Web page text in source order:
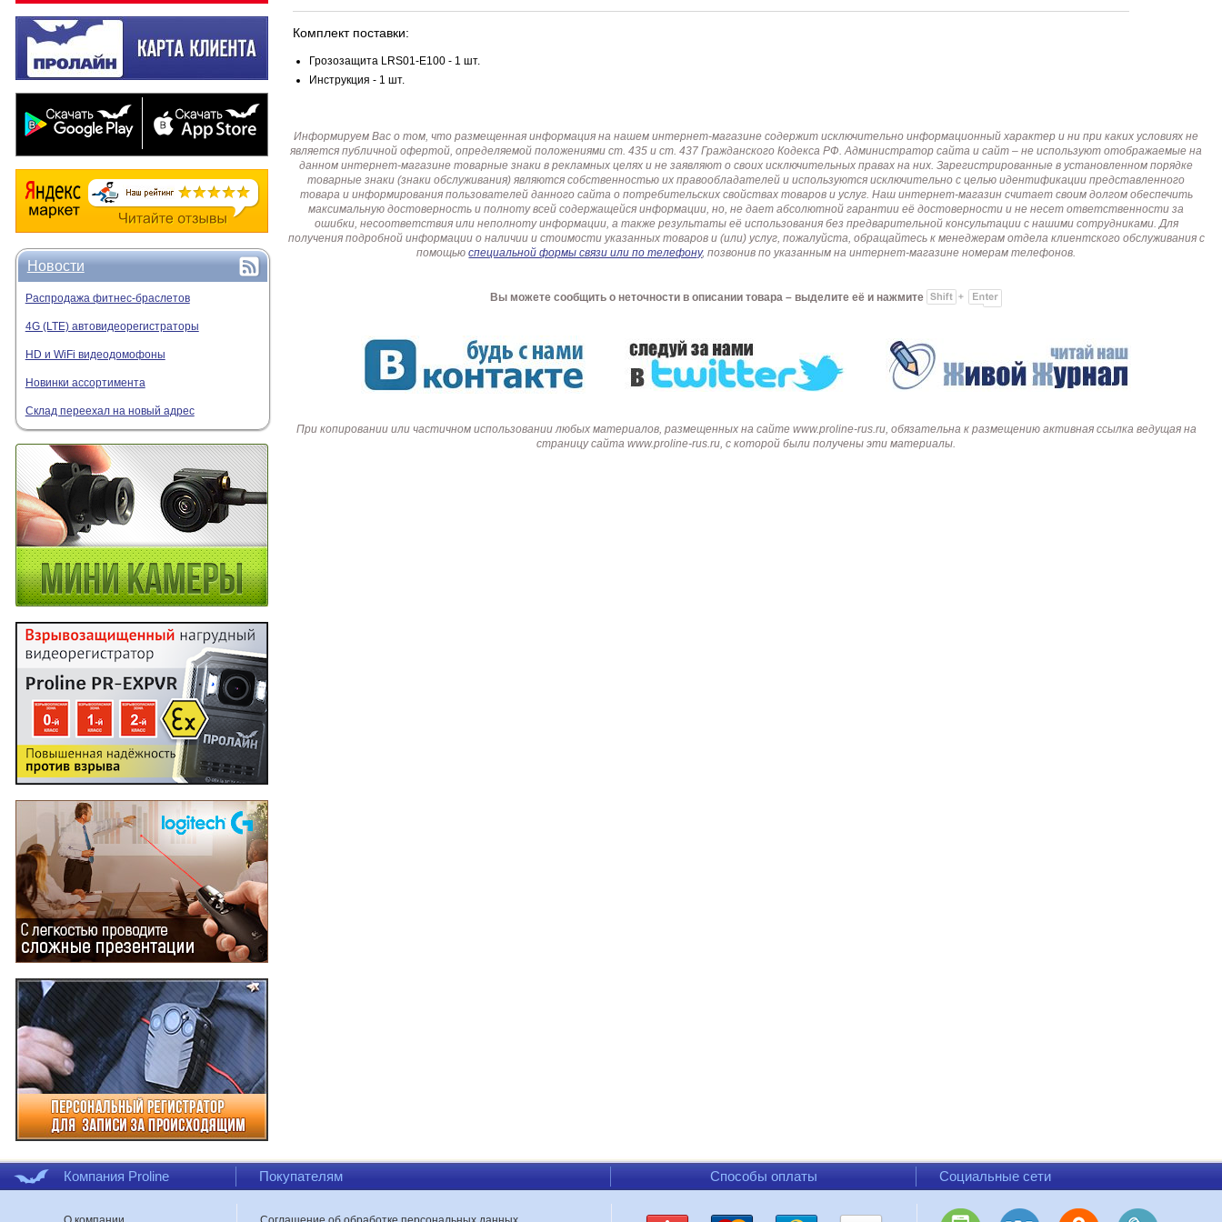
Новости
Распродажа фитнес-браслетов
4G (LTE) автовидеорегистраторы
HD и WiFi видеодомофоны
Новинки ассортимента
Склад переехал на новый адрес
Комплект поставки:
Грозозащита LRS01-E100 - 1 шт.
Инструкция - 1 шт.
Информируем Вас о том, что размещенная информация на нашем интернет-магазине содержит исключительно информационный характер и ни при каких условиях не
является публичной офертой, определяемой положениями ст. 435 и ст. 437 Гражданского Кодекса РФ. Администратор сайта и сайт – не используют отображаемые на
данном интернет-магазине товарные знаки в рекламных целях и не заявляют о своих исключительных правах на них. Зарегистрированные в установленном порядке
товарные знаки (знаки обслуживания) являются собственностью их правообладателей и используются исключительно с целью идентификации представленного
товара и информирования пользователей данного сайта о потребительских свойствах товаров и услуг. Наш интернет-магазин считает своим долгом обеспечить
максимальную достоверность и полноту всей содержащейся информации, но, не дает абсолютной гарантии её достоверности и не несет ответственности за
ошибки, несоответствия или неполноту информации, а также результаты её использования без предварительной консультации с нашими сотрудниками. Для
получения подробной информации о наличии и стоимости указанных товаров и (или) услуг, пожалуйста, обращайтесь к менеджерам отдела клиентского обслуживания с
помощьюспециальной формы связи или по телефону, позвонив по указанным на интернет-магазине номерам телефонов.
Вы можете сообщить о неточности в описании товара – выделите её и нажмите
При копировании или частичном использовании любых материалов, размещенных на сайте www.proline-rus.ru, обязательна к размещению активная ссылка ведущая на
страницу сайта www.proline-rus.ru, с которой были получены эти материалы.
Компания Proline Покупателям Способы оплаты Социальные сети